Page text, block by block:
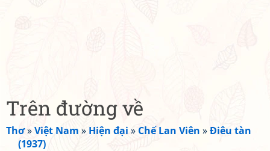
Trên đường về
Thơ»Việt Nam » Hiện đại » Chế Lan Viên »Điêu tàn
(1937)